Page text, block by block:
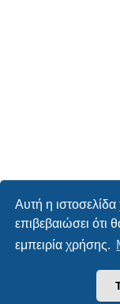
Αυτή η
επιβεβαιώσει ότι
εμπειρία χρήσης.
Ευρετήριο Δ.